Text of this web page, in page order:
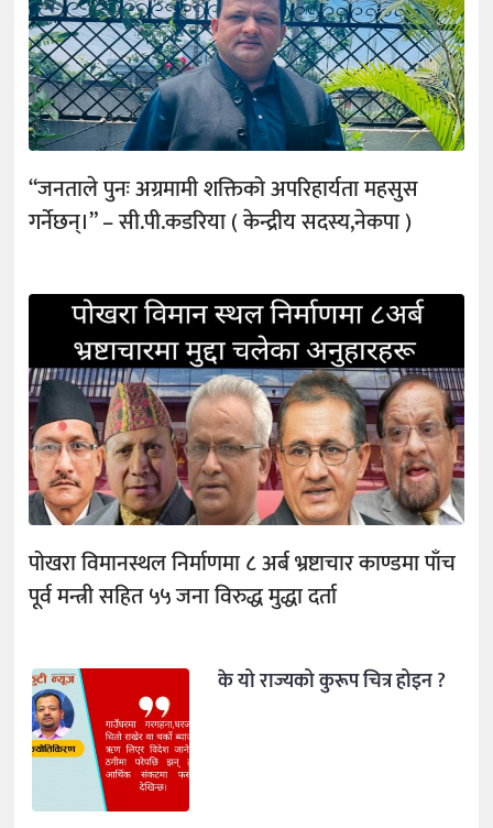
“जनताले पुनः अग्रमामी शक्तिको अपरिहार्यता महसुस
गर्नेछन्।” – सी.पी.कडरिया ( केन्द्रीय सदस्य,नेकपा )
पोखरा विमानस्थल निर्माणमा ८ अर्ब भ्रष्टाचार काण्डमा पाँच
पूर्व मन्त्री सहित ५५ जना विरुद्ध मुद्धा दर्ता
के यो राज्यको कुरूप चित्र होइन ?